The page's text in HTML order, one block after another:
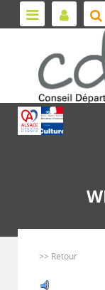
>> Retour